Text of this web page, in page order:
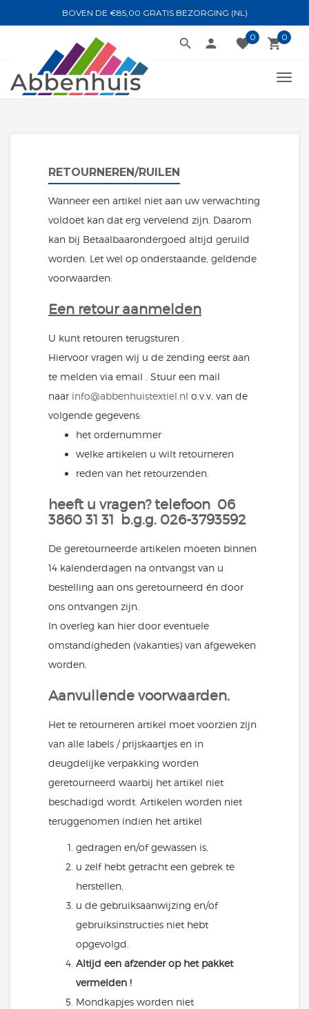
BOVEN DE €85,00 GRATIS BEZORGING (NL)
local_grocery_store0
favorite0
search person
RETOURNEREN/RUILEN
Wanneer een artikel niet aan uw verwachting
voldoet kan dat erg vervelend zijn. Daarom
kan bij Betaalbaarondergoed altijd geruild
worden. Let wel op onderstaande, geldende
voorwaarden:
Een retour aanmelden
U kunt retouren terugsturen .
Hiervoor vragen wij u de zending eerst aan
te melden via email . Stuur een mail
naar info@abbenhuistextiel.nl o.v.v. van de
volgende gegevens:
het ordernummer
welke artikelen u wilt retourneren
reden van het retourzenden.
heeft u vragen? telefoon 06
3860 31 31 b.g.g. 026-3793592
De geretourneerde artikelen moeten binnen
14 kalenderdagen na ontvangst van u
bestelling aan ons geretourneerd én door
ons ontvangen zijn.
In overleg kan hier door eventuele
omstandigheden (vakanties) van afgeweken
worden.
Aanvullende voorwaarden.
Het te retourneren artikel moet voorzien zijn
van alle labels / prijskaartjes en in
deugdelijke verpakking worden
geretourneerd waarbij het artikel niet
beschadigd wordt. Artikelen worden niet
teruggenomen indien het artikel
gedragen en/of gewassen is,
u zelf hebt getracht een gebrek te
herstellen,
u de gebruiksaanwijzing en/of
gebruiksinstructies niet hebt
opgevolgd.
Altijd een afzender op het pakket
vermelden !
Mondkapjes worden niet